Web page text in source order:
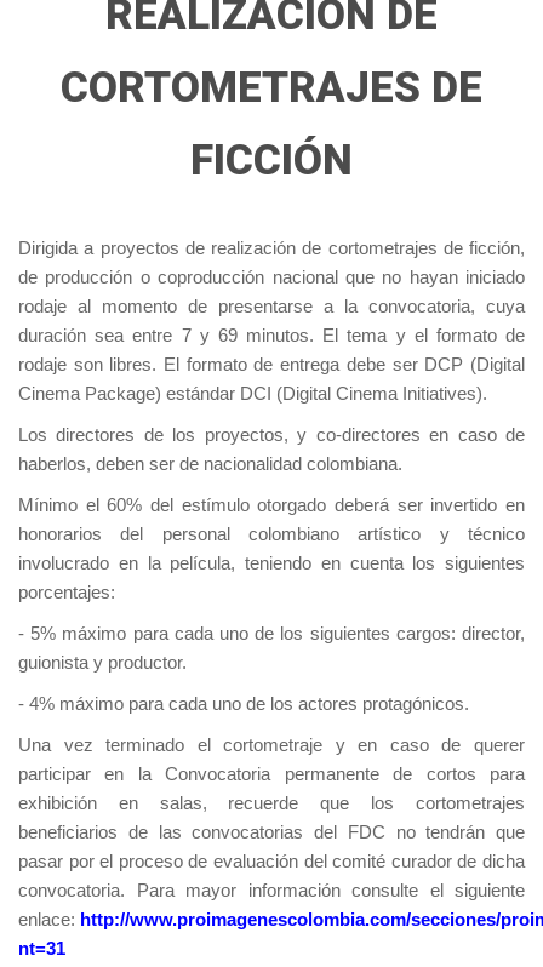
REALIZACIÓN DE
CORTOMETRAJES DE
FICCIÓN
Dirigida a proyectos de realización de cortometrajes de ficción,
de producción o coproducción nacional que no hayan iniciado
rodaje al momento de presentarse a la convocatoria, cuya
duración sea entre 7 y 69 minutos. El tema y el formato de
rodaje son libres. El formato de entrega debe ser DCP (Digital
Cinema Package) estándar DCI (Digital Cinema Initiatives).
Los directores de los proyectos, y co-directores en caso de
haberlos, deben ser de nacionalidad colombiana.
Mínimo el 60% del estímulo otorgado deberá ser invertido en
honorarios del personal colombiano artístico y técnico
involucrado en la película, teniendo en cuenta los siguientes
porcentajes:
- 5% máximo para cada uno de los siguientes cargos: director,
guionista y productor.
- 4% máximo para cada uno de los actores protagónicos.
Una vez terminado el cortometraje y en caso de querer
participar en la Convocatoria permanente de cortos para
exhibición en salas, recuerde que los cortometrajes
beneficiarios de las convocatorias del FDC no tendrán que
pasar por el proceso de evaluación del comité curador de dicha
convocatoria. Para mayor información consulte el siguiente
enlace: http://www.proimagenescolombia.com/secciones/
nt=31